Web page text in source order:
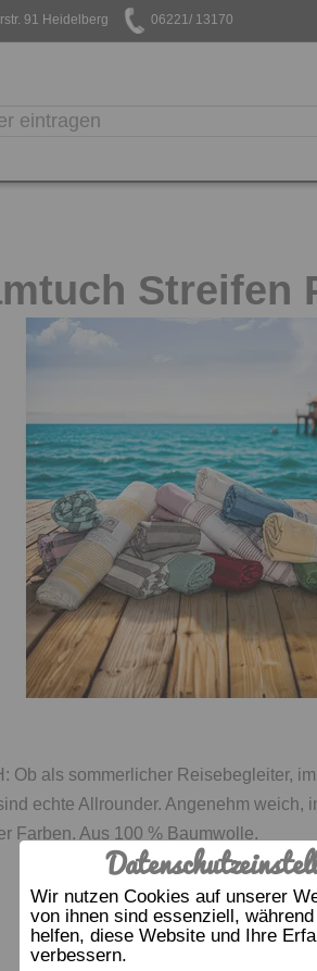
Wir nutzen Cookies auf unserer
von ihnen sind essenziell,
helfen, diese Website und Ihre
verbessern.
91 Heidelberg 06221/ 13170
Streifen
Ob als sommerlicher Reisebegleiter,
echte Allrounder. Angenehm weich,
Farben. Aus 100 % Baumwolle.